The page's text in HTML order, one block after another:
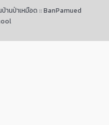
นป่าเหมือด :: BanPamued